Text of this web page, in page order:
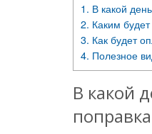
1. В какой
2. Каким
3. Как будет
4. Полезное
В какой